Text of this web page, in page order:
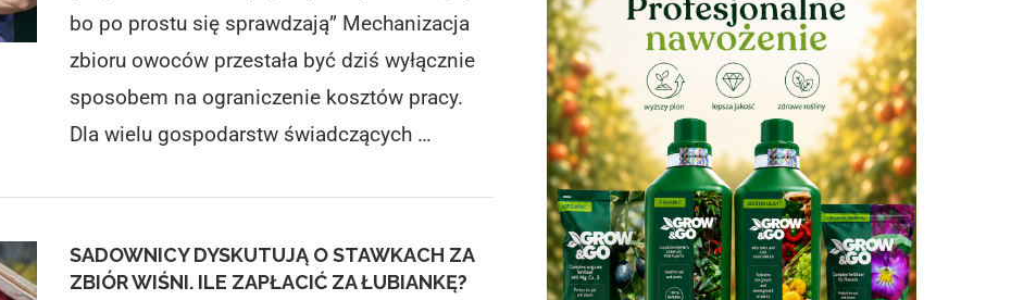
bo po prostu się sprawdzają” Mechanizacja
zbioru owoców przestała być dziś wyłącznie
sposobem na ograniczenie kosztów pracy.
Dla wielu gospodarstw świadczących …
SADOWNICY DYSKUTUJĄ O STAWKACH ZA
ZBIÓR WIŚNI. ILE ZAPŁACIĆ ZA ŁUBIANKĘ?